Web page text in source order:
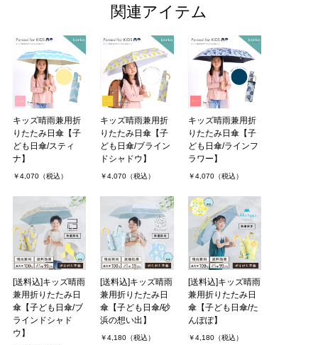
関連アイテム
キッズ晴雨兼用折
りたたみ日傘【子
ども日傘/スティ
ナ】
￥4,070（税込）
キッズ晴雨兼用折
りたたみ日傘【子
ども日傘/ブライン
ドシャドウ】
￥4,070（税込）
キッズ晴雨兼用折
りたたみ日傘【子
ども日傘/ラインフ
ラワー】
￥4,070（税込）
[送料込]キッズ晴雨
兼用折りたたみ日
傘【子ども日傘/ブ
ラインドシャド
ウ】
[送料込]キッズ晴雨
兼用折りたたみ日
傘【子ども日傘/砂
浜の想い出】
￥4,180（税込）
[送料込]キッズ晴雨
兼用折りたたみ日
傘【子ども日傘/た
んぽぽ】
￥4,180（税込）